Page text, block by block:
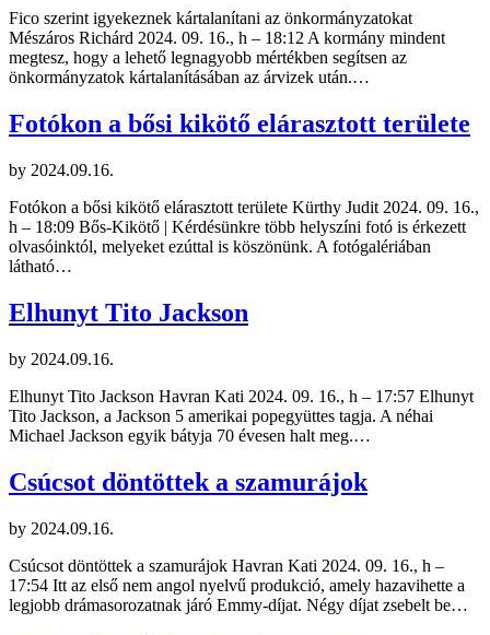
Fico szerint igyekeznek kártalanítani az önkormányzatokat
Mészáros Richárd 2024. 09. 16., h – 18:12 A kormány mindent
megtesz, hogy a lehető legnagyobb mértékben segítsen az
önkormányzatok kártalanításában az árvizek után.…
Fotókon a bősi kikötő elárasztott területe
by 2024.09.16.
Fotókon a bősi kikötő elárasztott területe Kürthy Judit 2024. 09. 16.,
h – 18:09 Bős-Kikötő | Kérdésünkre több helyszíni fotó is érkezett
olvasóinktól, melyeket ezúttal is köszönünk. A fotógalériában
látható…
Elhunyt Tito Jackson
by 2024.09.16.
Elhunyt Tito Jackson Havran Kati 2024. 09. 16., h – 17:57 Elhunyt
Tito Jackson, a Jackson 5 amerikai popegyüttes tagja. A néhai
Michael Jackson egyik bátyja 70 évesen halt meg.…
Csúcsot döntöttek a szamurájok
by 2024.09.16.
Csúcsot döntöttek a szamurájok Havran Kati 2024. 09. 16., h –
17:54 Itt az első nem angol nyelvű produkció, amely hazavihette a
legjobb drámasorozatnak járó Emmy-díjat. Négy díjat zsebelt be…